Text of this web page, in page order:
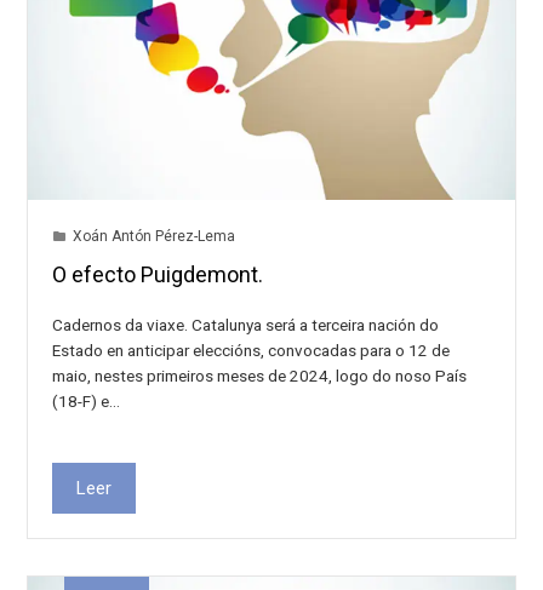
Xoán Antón Pérez-Lema
O efecto Puigdemont.
Cadernos da viaxe. Catalunya será a terceira nación do
Estado en anticipar eleccións, convocadas para o 12 de
maio, nestes primeiros meses de 2024, logo do noso País
(18-F) e…
Leer